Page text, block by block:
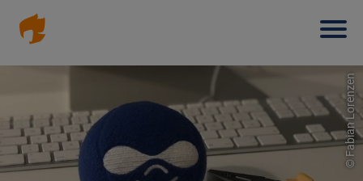
zum
Inhalt
©
Fabian Lorenzen